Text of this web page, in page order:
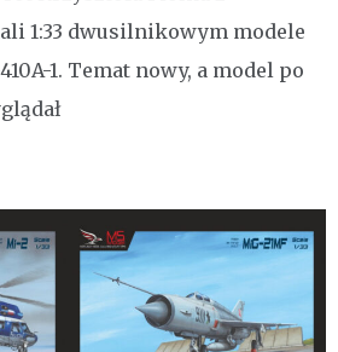
1:33 dwusilnikowym modele
1. Temat nowy, a model po